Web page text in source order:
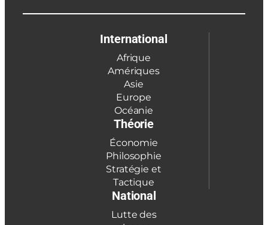
International
Afrique
Amériques
Asie
Europe
Océanie
Théorie
Économie
Philosophie
Stratégie et
Tactique
National
Lutte des